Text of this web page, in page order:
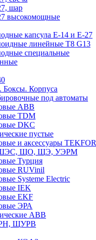
шар
высокомощные
капсула Е-14 и Е-27
линейные T8 G13
специальные
Корпуса
под автоматы
ABB
TDM
DKC
пустые
и аксессуары TEKFOR
ШЭС, ЩО, ЩЭ, УЭРМ
Турция
RUVinil
Systeme Electric
IEK
EKF
ЭРА
ABB
ЩУРВ